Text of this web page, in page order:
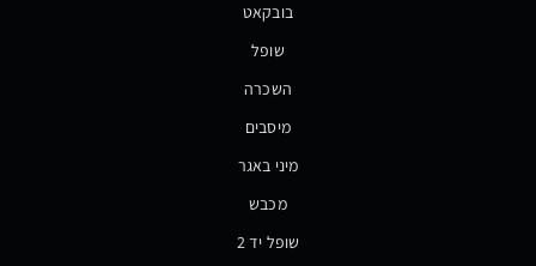
בובקאט
שופל
השכרה
מיסבים
מיני באגר
מכבש
שופל יד 2